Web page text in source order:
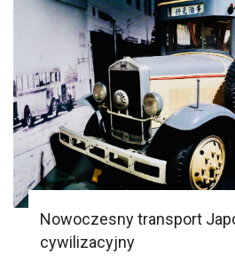
Nowoczesny transport
cywilizacyjny